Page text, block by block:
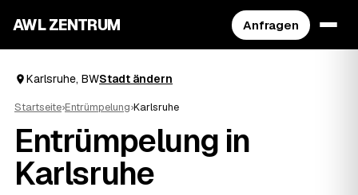
AWL ZENTRUM Anfragen
Karlsruhe, BWStadt ändern
Startseite›Entrümpelung›Karlsruhe
Entrümpelung in
Karlsruhe